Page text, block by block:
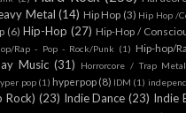
Rock) (23) Indie Dance (23) Indie
SINGER-SONGWRITER BAND (Soft
indie pop.(4) Indie Pop. Alt Pop (1) Indie
(1) Indie Rock(541)
(1) Indietronica (50) indietrónica (1)
(11) Instrumental Hip-Hop (2)